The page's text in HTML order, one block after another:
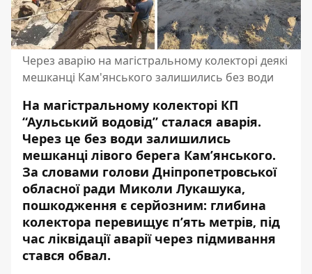
Через аварію на магістральному колекторі деякі
мешканці Кам'янського залишились без води
На магістральному колекторі КП
“Аульський водовід” сталася аварія.
Через це без води залишились
мешканці лівого берега Кам’янського.
За словами голови Дніпропетровської
обласної ради Миколи Лукашука,
пошкодження є серйозним: глибина
колектора перевищує п’ять метрів, під
час ліквідації аварії через підмивання
стався обвал.